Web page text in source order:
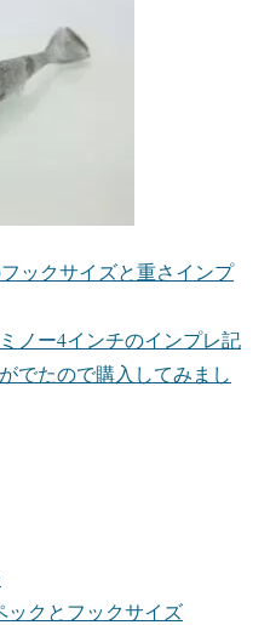
ックサイズと重さインプ
ノー4インチのインプレ記
でたので購入してみまし
ックとフックサイズ